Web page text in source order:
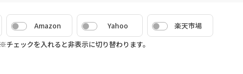
Amazon Yahoo
楽天市場
※チェックを入れると非表示に切り替わります。